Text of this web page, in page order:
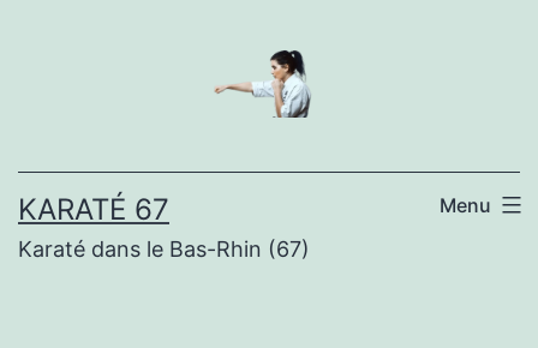
KARATÉ 67
Karaté dans le Bas-Rhin (67)
Menu